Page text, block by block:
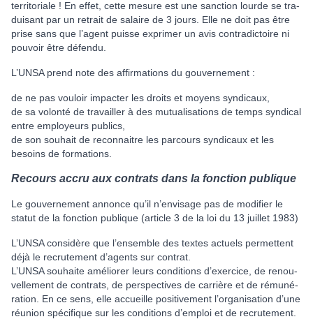
ter­ri­to­riale ! En effet, cette mesure est une sanc­tion lourde se tra­
dui­sant par un retrait de salaire de 3 jours. Elle ne doit pas être
prise sans que l’agent puisse expri­mer un avis contra­dic­toire ni
pou­voir être défendu.
L’UNSA prend note des affir­ma­tions du gou­ver­ne­ment :
de ne pas vouloir impacter les droits et moyens syndicaux,
de sa volonté de travailler à des mutualisations de temps syndical
entre employeurs publics,
de son souhait de reconnaitre les parcours syndicaux et les
besoins de formations.
Recours accru aux contrats dans la fonction publique
Le gou­ver­ne­ment annonce qu’il n’envi­sage pas de modi­fier le
statut de la fonc­tion publi­que (arti­cle 3 de la loi du 13 juillet 1983)
L’UNSA consi­dère que l’ensem­ble des textes actuels per­met­tent
déjà le recru­te­ment d’agents sur contrat.
L’UNSA sou­haite amé­lio­rer leurs condi­tions d’exer­cice, de renou­
vel­le­ment de contrats, de pers­pec­ti­ves de car­rière et de rému­né­
ra­tion. En ce sens, elle accueille posi­ti­ve­ment l’orga­ni­sa­tion d’une
réu­nion spé­ci­fi­que sur les condi­tions d’emploi et de recru­te­ment.